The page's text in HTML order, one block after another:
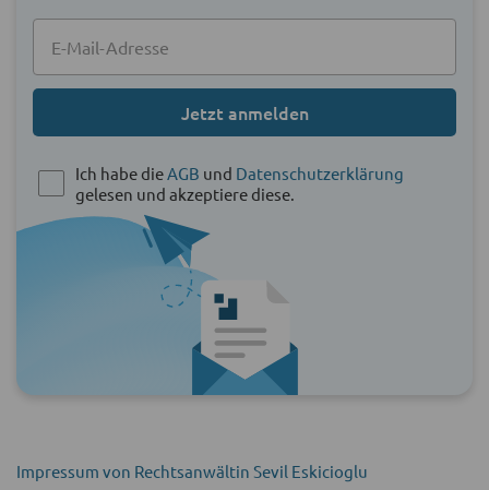
Jetzt anmelden
Ich habe dieAGB und Datenschutzerklärung
gelesen und akzeptiere diese.
Impressum von Rechtsanwältin Sevil Eskicioglu